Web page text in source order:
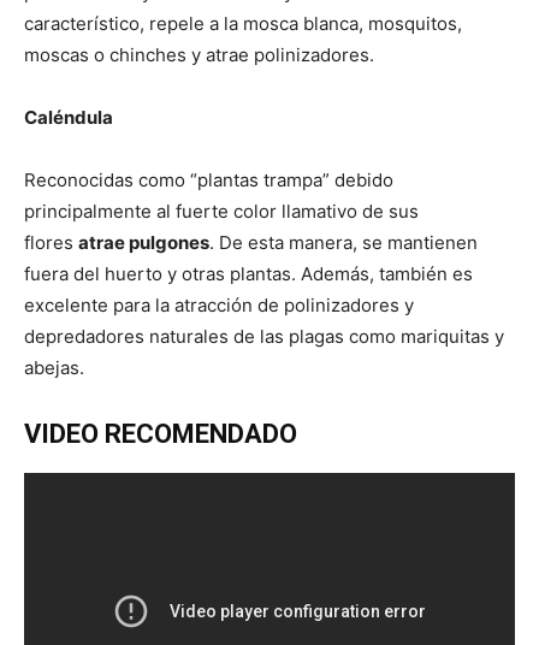
característico, repele a la mosca blanca, mosquitos,
moscas o chinches y atrae polinizadores.
Caléndula
Reconocidas como “plantas trampa” debido
principalmente al fuerte color llamativo de sus
flores atrae pulgones. De esta manera, se mantienen
fuera del huerto y otras plantas. Además, también es
excelente para la atracción de polinizadores y
depredadores naturales de las plagas como mariquitas y
abejas.
VIDEO RECOMENDADO